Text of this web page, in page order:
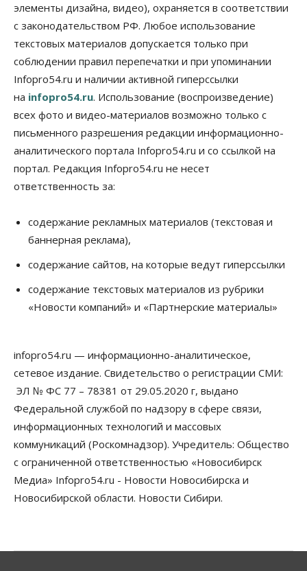
Бизнес
В аэропорту Толмачёво завершены работы по
бетонированию рулежных дорожек
07 Августа 2026, 17:00
Бизнес Общество
Новосибирцы стали реже оформлять
дома по упрощенной схеме
07 Августа 2026, 16:00
Общество Право&Порядок
Роспотребнадзор изъял почти полторы тонны
мяса в Новосибирской области
Расходы новосибирцев на спорт выросли на 40%
за полгода
07 Августа 2026, 14:35
07 Августа 2026, 14:00
07 Августа 2026, 13:55
Авто Общество
Треть автовладельцев в Новосибирской области
«поставили машины на прикол»
07 Августа 2026, 13:00
Власть
Школы, библиотеки, пешеходные тротуары:
депутаты Госдумы контролируют работы на
социальных объектах
07 Августа 2026, 12:35
Синоптики рассказали о погоде в Новосибирске
элементы дизайна, видео), охраняется в соответствии
с законодательством РФ. Любое использование
текстовых материалов допускается только при
соблюдении правил перепечатки и при упоминании
Infopro54.ru и наличии активной гиперссылки
на infopro54.ru. Использование (воспроизведение)
всех фото и видео-материалов возможно только с
письменного разрешения редакции информационно-
аналитического портала Infopro54.ru и со ссылкой на
портал. Редакция Infopro54.ru не несет
ответственность за:
содержание рекламных материалов (текстовая и
баннерная реклама),
содержание сайтов, на которые ведут гиперссылки
содержание текстовых материалов из рубрики
«Новости компаний» и «Партнерские материалы»
infopro54.ru — информационно-аналитическое,
сетевое издание. Свидетельство о регистрации СМИ:
ЭЛ № ФС 77 – 78381 от 29.05.2020 г, выдано
Федеральной службой по надзору в сфере связи,
информационных технологий и массовых
коммуникаций (Роскомнадзор). Учредитель: Общество
с ограниченной ответственностью «Новосибирск
Медиа» Infopro54.ru - Новости Новосибирска и
Новосибирской области. Новости Сибири.